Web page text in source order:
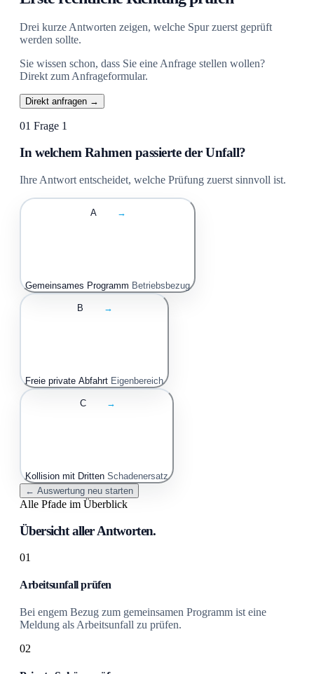
Drei kurze Antworten zeigen, welche Spur zuerst geprüft
werden sollte.
Sie wissen schon, dass Sie eine Anfrage stellen wollen?
Direkt zum Anfrageformular.
Direkt anfragen →
01 Frage 1
In welchem Rahmen passierte der Unfall?
Ihre Antwort entscheidet, welche Prüfung zuerst sinnvoll ist.
A →
Gemeinsames Programm Betriebsbezug
B →
Freie private Abfahrt Eigenbereich
C →
Kollision mit Dritten Schadenersatz
← Auswertung neu starten
Alle Pfade im Überblick
Übersicht aller Antworten.
01
Arbeitsunfall prüfen
Bei engem Bezug zum gemeinsamen Programm ist eine
Meldung als Arbeitsunfall zu prüfen.
02